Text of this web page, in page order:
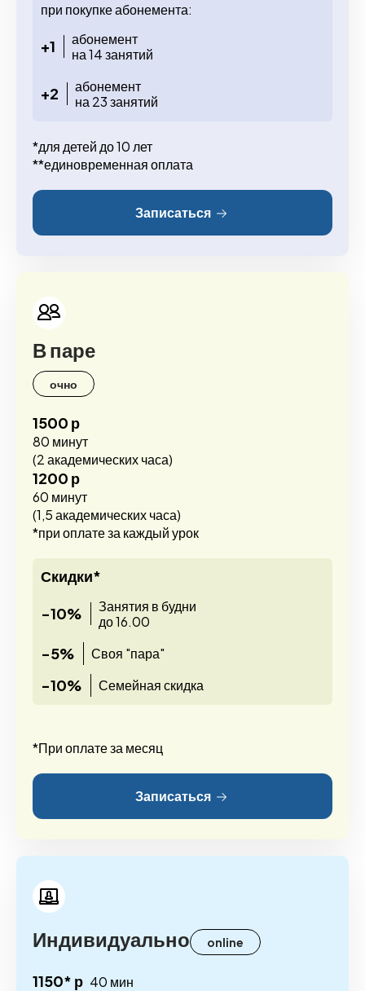
при покупке абонемента:
+1
абонемент
на 14 занятий
+2
абонемент
на 23 занятий
*для детей до 10 лет
**единовременная оплата
Записаться
В паре
очно
1500 р
80 минут
(2 академических часа)
1200 р
60 минут
(1,5 академических часа)
*при оплате за каждый урок
Скидки*
-10%
Занятия в будни
до 16.00
-5% Своя "пара"
-10% Семейная скидка
*При оплате за месяц
Записаться
Индивидуально online
1150* р 40 мин